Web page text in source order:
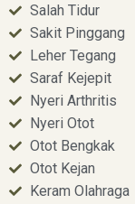
Salah Tidur
Sakit Pinggang
Leher Tegang
Saraf Kejepit
Nyeri Arthritis
Nyeri Otot
Otot Bengkak
Otot Kejan
Keram Olahraga